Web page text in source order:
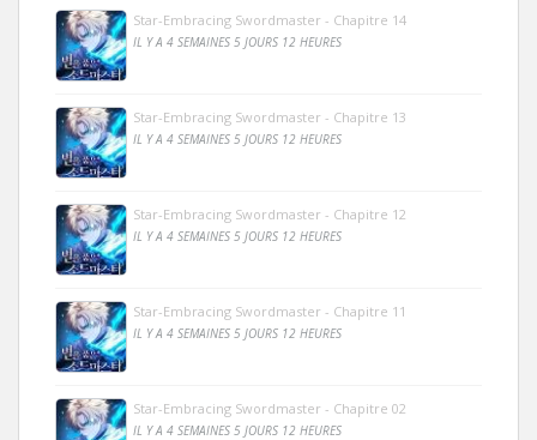
Star-Embracing Swordmaster - Chapitre 14
IL Y A 4 SEMAINES 5 JOURS 12 HEURES
Star-Embracing Swordmaster - Chapitre 13
IL Y A 4 SEMAINES 5 JOURS 12 HEURES
Star-Embracing Swordmaster - Chapitre 12
IL Y A 4 SEMAINES 5 JOURS 12 HEURES
Star-Embracing Swordmaster - Chapitre 11
IL Y A 4 SEMAINES 5 JOURS 12 HEURES
Star-Embracing Swordmaster - Chapitre 02
IL Y A 4 SEMAINES 5 JOURS 12 HEURES